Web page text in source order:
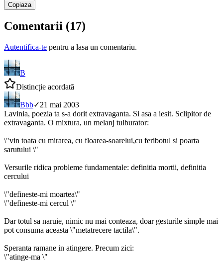
Copiaza
Comentarii (17)
Autentifica-te pentru a lasa un comentariu.
B
Distincție acordată
Bbb✓21 mai 2003
Lavinia, poezia ta s-a dorit extravaganta. Si asa a iesit. Sclipitor de
extravaganta. O mixtura, un melanj tulburator:
\"vin toata cu mirarea, cu floarea-soarelui,cu feribotul si poarta
sarutului \"
Versurile ridica probleme fundamentale: definitia mortii, definitia
cercului
\"defineste-mi moartea\"
\"defineste-mi cercul \"
Dar totul sa naruie, nimic nu mai conteaza, doar gesturile simple mai
pot consuma aceasta \"metatrecere tactila\".
Speranta ramane in atingere. Precum zici:
\"atinge-ma \"